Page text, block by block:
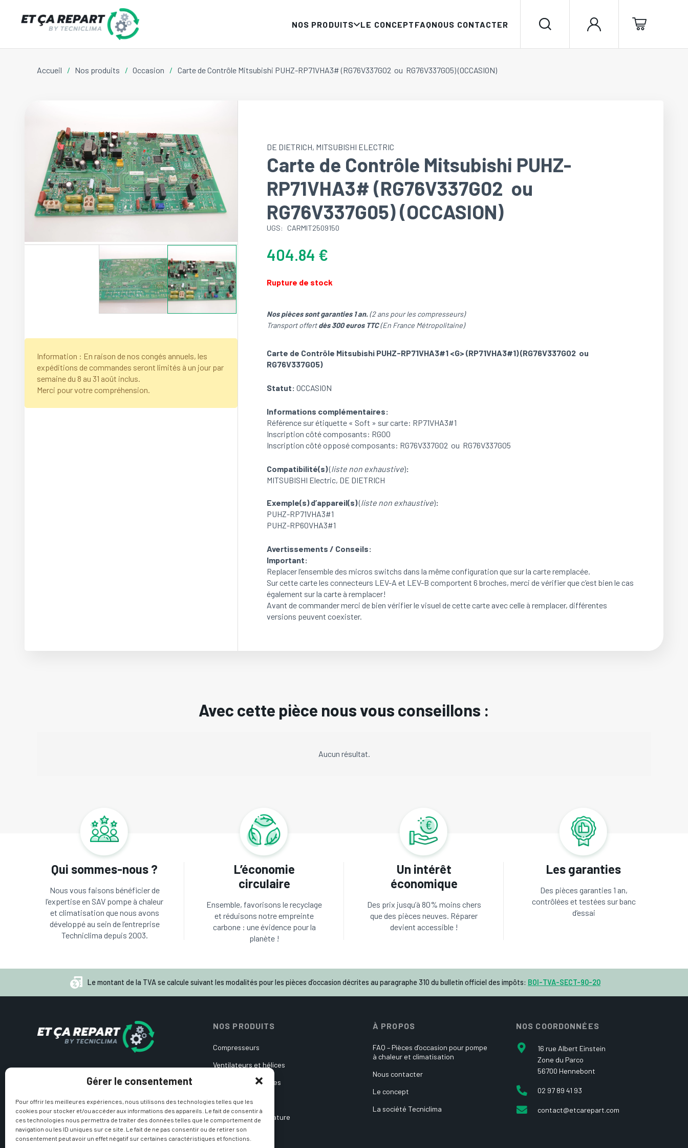
Gérer le consentement
Pour offrir les meilleures expériences, nous utilisons des technologies telles que les
cookies pour stocker et/ou accéder aux informations des appareils. Le fait de consentir à
ces technologies nous permettra de traiter des données telles que le comportement de
navigation ou les ID uniques sur ce site. Le fait de ne pas consentir ou de retirer son
consentement peut avoir un effet négatif sur certaines caractéristiques et fonctions.
NOS PRODUITS LE CONCEPT FAQNOUS CONTACTER
Accueil / Nos produits / Occasion / Carte de Contrôle Mitsubishi PUHZ-RP71VHA3# (RG76V337G02 ou RG76V337G05) (OCCASION)
Information : En raison de nos congés annuels, les
expéditions de commandes seront limités à un jour par
semaine du 8 au 31 août inclus.
Merci pour votre compréhension.
DE DIETRICH, MITSUBISHI ELECTRIC
Carte de Contrôle Mitsubishi PUHZ-
RP71VHA3# (RG76V337G02 ou
RG76V337G05) (OCCASION)
UGS: CARMIT2509150
404.84 €
Rupture de stock
Nos pièces sont garanties 1 an.(2 ans pour les compresseurs)
Transport offertdès 300 euros TTC(En France Métropolitaine)
Carte de Contrôle Mitsubishi PUHZ-RP71VHA3#1 <G> (RP71VHA3#1) (RG76V337G02 ou
RG76V337G05)
Statut: OCCASION
Informations complémentaires:
Référence sur étiquette « Soft » sur carte: RP71VHA3#1
Inscription côté composants: RG00
Inscription côté opposé composants: RG76V337G02 ou RG76V337G05
Compatibilité(s)(liste non exhaustive):
MITSUBISHI Electric, DE DIETRICH
Exemple(s) d’appareil(s)(liste non exhaustive):
PUHZ-RP71VHA3#1
PUHZ-RP60VHA3#1
Avertissements / Conseils:
Important:
Replacer l’ensemble des micros switchs dans la même configuration que sur la carte remplacée.
Sur cette carte les connecteurs LEV-A et LEV-B comportent 6 broches, merci de vérifier que c’est bien le cas
également sur la carte à remplacer!
Avant de commander merci de bien vérifier le visuel de cette carte avec celle à remplacer, différentes
versions peuvent coexister.
Avec cette pièce nous vous conseillons :
Aucun résultat.
Qui sommes-nous ?
Nous vous faisons bénéficier de
l’expertise en SAV pompe à chaleur
et climatisation que nous avons
développé au sein de l’entreprise
Techniclima depuis 2003.
L’économie
circulaire
Ensemble, favorisons le recyclage
et réduisons notre empreinte
carbone : une évidence pour la
planète !
Un intérêt
économique
Des prix jusqu’à 80% moins chers
que des pièces neuves. Réparer
devient accessible !
Les garanties
Des pièces garanties 1 an,
contrôlées et testées sur banc
d’essai
Le montant de la TVA se calcule suivant les modalités pour les pièces d’occasion décrites au paragraphe 310 du bulletin officiel des impôts: BOI-TVA-SECT-90-20
pour pompe à chaleur et
climatisation
NOS PRODUITS
Compresseurs
Ventilateurs et hélices
Cartes électroniques
Circulateurs
Sondes de température
Produits divers
À PROPOS
FAQ – Pièces d’occasion pour pompe
à chaleur et climatisation
Nous contacter
Le concept
La société Tecniclima
NOS COORDONNÉES
16 rue Albert Einstein
Zone du Parco
56700 Hennebont
02 97 89 41 93
contact@etcarepart.com